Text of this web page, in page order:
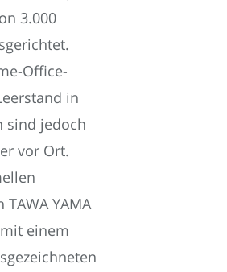
3.000
Office-
in
sind jedoch
vor Ort.
YAMA
einem